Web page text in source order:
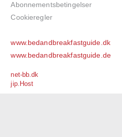
Abonnementsbetingelser
Cookieregler
www.bedandbreakfastguide.dk
www.bedandbreakfastguide.de
net-bb.dk
jip.Host